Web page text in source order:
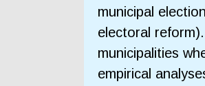
municipal
electoral
municipalities
empirical